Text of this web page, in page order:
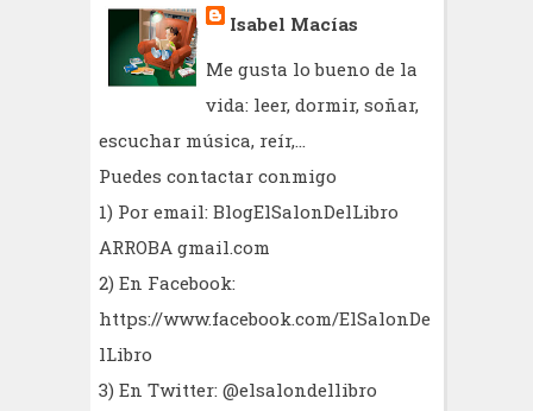
Isabel Macías
Me gusta lo bueno de la
vida: leer, dormir, soñar,
escuchar música, reír,...
Puedes contactar conmigo
1) Por email: BlogElSalonDelLibro
ARROBA gmail.com
2) En Facebook:
https://www.facebook.com/ElSalonDe
lLibro
3) En Twitter: @elsalondellibro